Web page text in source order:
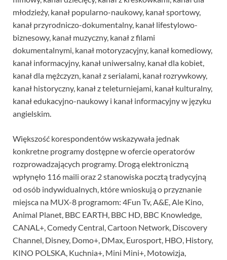
młodzieży, kanał popularno-naukowy, kanał sportowy,
kanał przyrodniczo-dokumentalny, kanał lifestylowo-
biznesowy, kanał muzyczny, kanał z filami
dokumentalnymi, kanał motoryzacyjny, kanał komediowy,
kanał informacyjny, kanał uniwersalny, kanał dla kobiet,
kanał dla mężczyzn, kanał z serialami, kanał rozrywkowy,
kanał historyczny, kanał z teleturniejami, kanał kulturalny,
kanał edukacyjno-naukowy i kanał informacyjny w języku
angielskim.
Większość korespondentów wskazywała jednak
konkretne programy dostępne w ofercie operatorów
rozprowadzających programy. Drogą elektroniczną
wpłynęło 116 maili oraz 2 stanowiska pocztą tradycyjną
od osób indywidualnych, które wnioskują o przyznanie
miejsca na MUX-8 programom: 4Fun Tv, A&E, Ale Kino,
Animal Planet, BBC EARTH, BBC HD, BBC Knowledge,
CANAL+, Comedy Central, Cartoon Network, Discovery
Channel, Disney, Domo+, DMax, Eurosport, HBO, History,
KINO POLSKA, Kuchnia+, Mini Mini+, Motowizja,